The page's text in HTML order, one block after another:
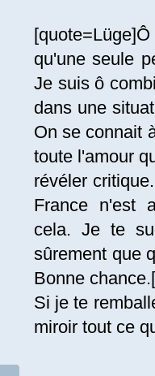
qu'une seule
Je suis ô
dans une
On se connait
toute l'amour
révéler
France n'est
cela. Je te
sûrement que
Bonne
Si je te
miroir tout ce